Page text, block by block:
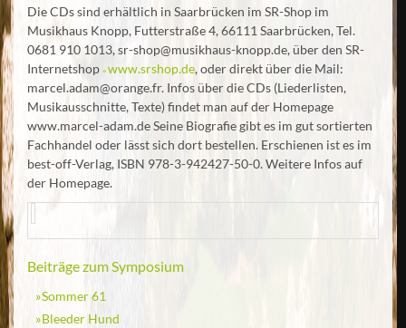
Die CDs sind erhältlich in Saarbrücken im SR-Shop im
Musikhaus Knopp, Futterstraße 4, 66111 Saarbrücken, Tel.
0681 910 1013, sr-shop@musikhaus-knopp.de, über den SR-
Internetshop www.srshop.de, oder direkt über die Mail:
marcel.adam@orange.fr. Infos über die CDs (Liederlisten,
Musikausschnitte, Texte) findet man auf der Homepage
www.marcel-adam.de Seine Biografie gibt es im gut sortierten
Fachhandel oder lässt sich dort bestellen. Erschienen ist es im
best-off-Verlag, ISBN 978-3-942427-50-0. Weitere Infos auf
der Homepage.
Beiträge zum Symposium
Sommer 61
Bleeder Hund